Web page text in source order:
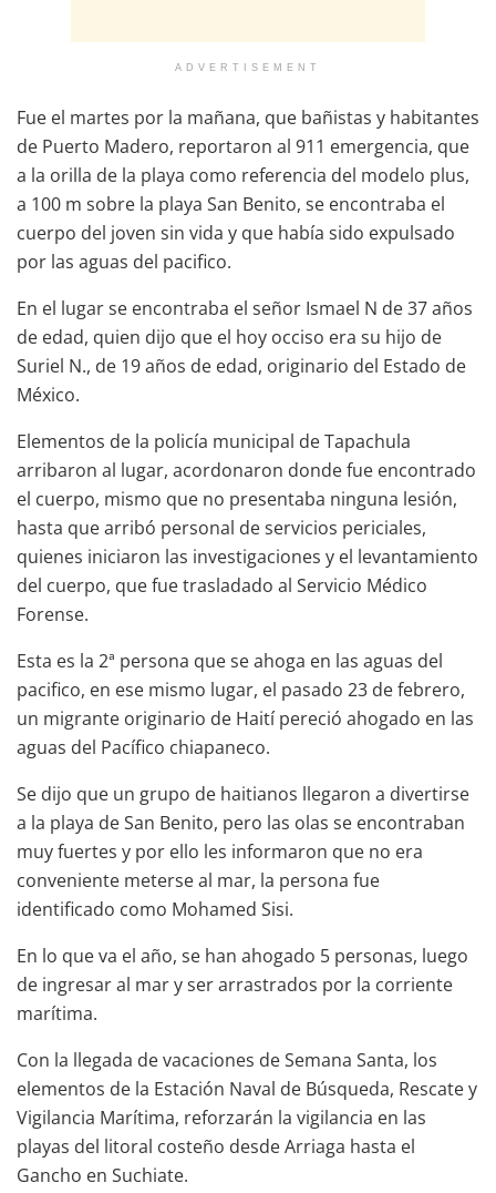
ADVERTISEMENT
Fue el martes por la mañana, que bañistas y habitantes
de Puerto Madero, reportaron al 911 emergencia, que
a la orilla de la playa como referencia del modelo plus,
a 100 m sobre la playa San Benito, se encontraba el
cuerpo del joven sin vida y que había sido expulsado
por las aguas del pacifico.
En el lugar se encontraba el señor Ismael N de 37 años
de edad, quien dijo que el hoy occiso era su hijo de
Suriel N., de 19 años de edad, originario del Estado de
México.
Elementos de la policía municipal de Tapachula
arribaron al lugar, acordonaron donde fue encontrado
el cuerpo, mismo que no presentaba ninguna lesión,
hasta que arribó personal de servicios periciales,
quienes iniciaron las investigaciones y el levantamiento
del cuerpo, que fue trasladado al Servicio Médico
Forense.
Esta es la 2ª persona que se ahoga en las aguas del
pacifico, en ese mismo lugar, el pasado 23 de febrero,
un migrante originario de Haití pereció ahogado en las
aguas del Pacífico chiapaneco.
Se dijo que un grupo de haitianos llegaron a divertirse
a la playa de San Benito, pero las olas se encontraban
muy fuertes y por ello les informaron que no era
conveniente meterse al mar, la persona fue
identificado como Mohamed Sisi.
En lo que va el año, se han ahogado 5 personas, luego
de ingresar al mar y ser arrastrados por la corriente
marítima.
Con la llegada de vacaciones de Semana Santa, los
elementos de la Estación Naval de Búsqueda, Rescate y
Vigilancia Marítima, reforzarán la vigilancia en las
playas del litoral costeño desde Arriaga hasta el
Gancho en Suchiate.